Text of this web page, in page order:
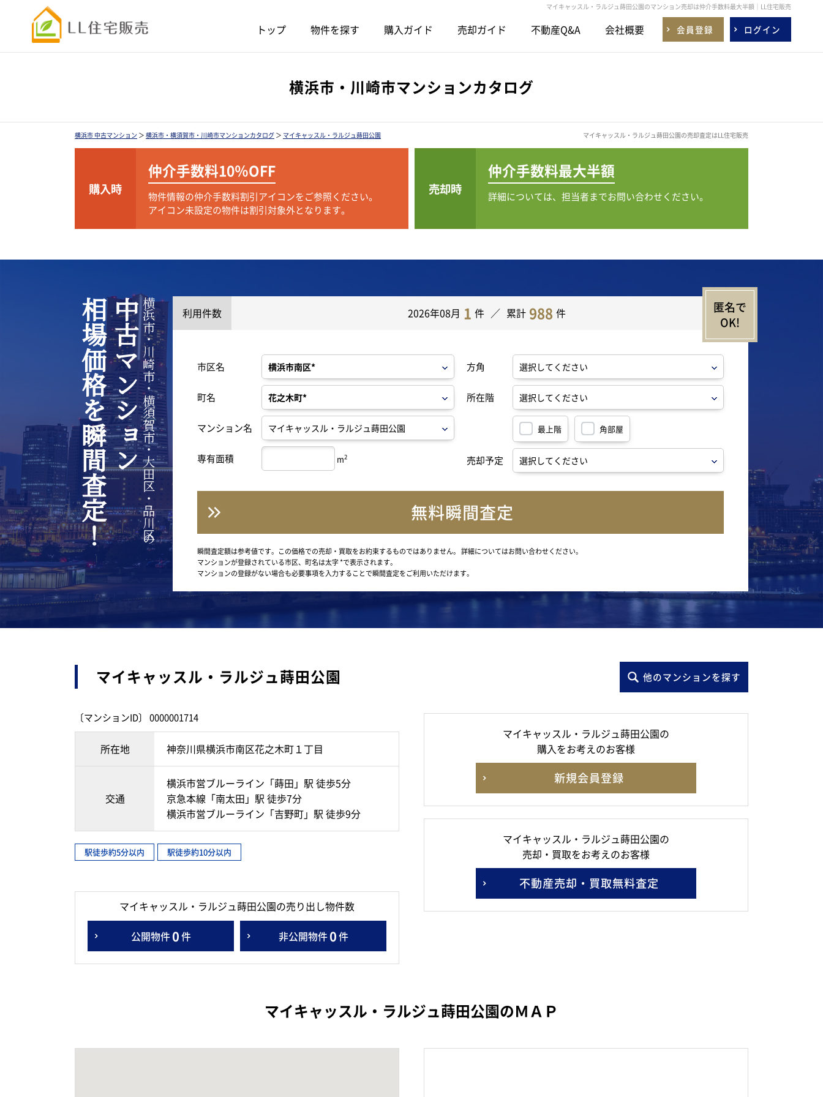
マイキャッスル・ラルジュ蒔田公園のマンション売却は仲介手数料最大半額｜LL住宅販売
トップ 物件を探す 購入ガイド 売却ガイド 不動産Q&A 会社概要 会員登録 ログイン
横浜市・川崎市マンションカタログ
横浜市 中古マンション ＞ 横浜市・横須賀市・川崎市マンションカタログ ＞ マイキャッスル・ラルジュ蒔田公園 マイキャッスル・ラルジュ蒔田公園の売却査定はLL住宅販売
購入時
仲介手数料10％OFF
物件情報の仲介手数料割引アイコンをご参照ください。
アイコン未設定の物件は割引対象外となります。
売却時
仲介手数料最大半額
詳細については、担当者までお問い合わせください。
横浜市・川崎市・横須賀市・大田区・品川区の
中古マンション
相場価格を瞬間査定！ 利用件数 2026年08月 1 件 累計 988 件
市区名
町名
マンション名
専有面積 m2
方角
所在階
最上階 角部屋
売却予定
無料瞬間査定
瞬間査定額は参考値です。この価格での売却・買取をお約束するものではありません。 詳細についてはお問い合わせください。
マンションが登録されている市区、町名は太字 *で表示されます。
マンションの登録がない場合も必要事項を入力することで瞬間査定をご利用いただけます。
マイキャッスル・ラルジュ蒔田公園 他のマンションを探す
〔マンションID〕 0000001714
所在地 神奈川県横浜市南区花之木町１丁目
交通
横浜市営ブルーライン「蒔田」駅 徒歩5分
京急本線「南太田」駅 徒歩7分
横浜市営ブルーライン「吉野町」駅 徒歩9分
駅徒歩約5分以内 駅徒歩約10分以内
マイキャッスル・ラルジュ蒔田公園の売り出し物件数
公開物件0件 非公開物件0件
マイキャッスル・ラルジュ蒔田公園の
購入をお考えのお客様
新規会員登録
マイキャッスル・ラルジュ蒔田公園の
売却・買取をお考えのお客様
不動産売却・買取無料査定
マイキャッスル・ラルジュ蒔田公園のＭＡＰ